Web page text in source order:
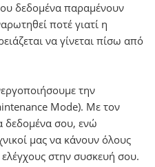
δεδομένα παραμένουν
ποτέ γιατί η
να γίνεται πίσω από
την
Mode). Με τον
δεδομένα σου, ενώ
μας να κάνουν όλους
στην συσκευή σου.